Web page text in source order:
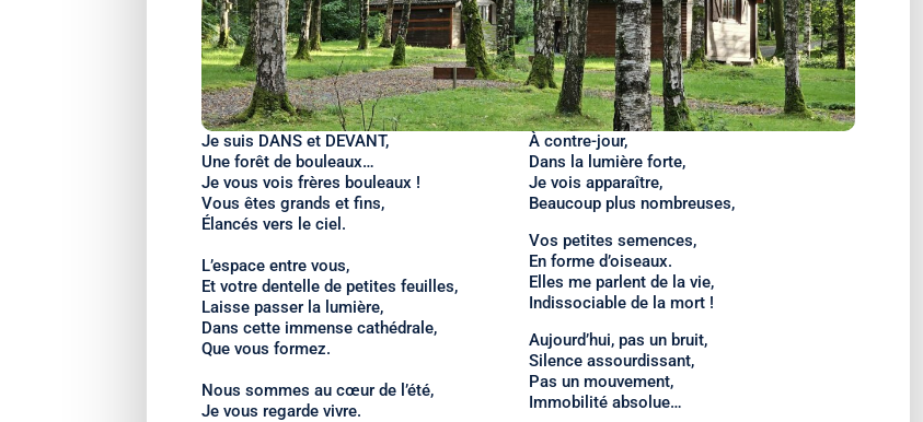
Je suis DANS et DEVANT,
Une forêt de bouleaux…
Je vous vois frères bouleaux !
Vous êtes grands et fins,
Élancés vers le ciel.
L’espace entre vous,
Et votre dentelle de petites feuilles,
Laisse passer la lumière,
Dans cette immense cathédrale,
Que vous formez.
Nous sommes au cœur de l’été,
Je vous regarde vivre.
À contre-jour,
Dans la lumière forte,
Je vois apparaître,
Beaucoup plus nombreuses,
Vos petites semences,
En forme d’oiseaux.
Elles me parlent de la vie,
Indissociable de la mort !
Aujourd’hui, pas un bruit,
Silence assourdissant,
Pas un mouvement,
Immobilité absolue…